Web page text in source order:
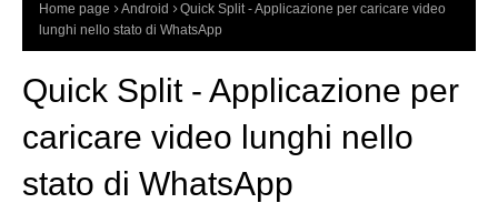
Home page Android
Quick Split - Applicazione per caricare video
lunghi nello stato di WhatsApp
Quick Split - Applicazione per
caricare video lunghi nello
stato di WhatsApp